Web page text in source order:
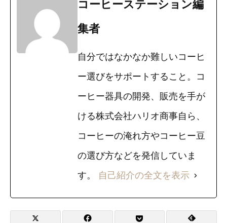
コーヒーステーション編
集者
自分ではなかなか難しいコーヒ
ー選びをサポートすること。コ
ーヒー器具の開発、販売を手が
ける株式会社ハリオ商事自ら、
コーヒーの淹れ方やコーヒー豆
の選び方などを発信していま
す。 自己紹介の全文を表示